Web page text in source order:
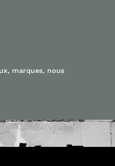
marques, nous